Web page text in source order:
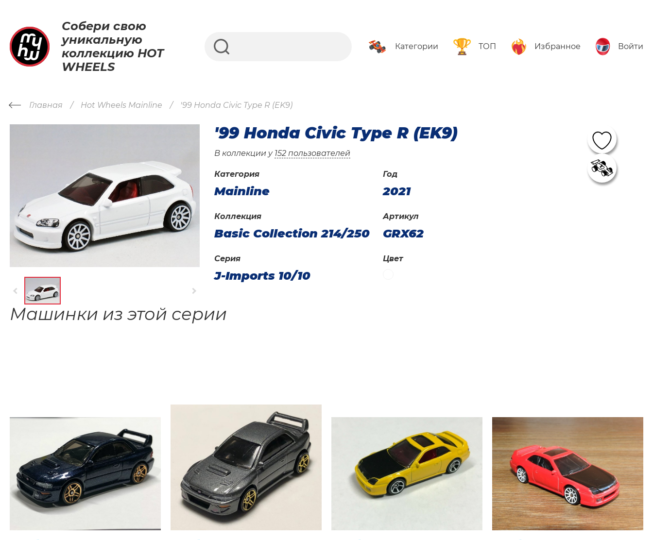
Собери свою
уникальную
коллекцию HOT
WHEELS
Категории ТОП Избранное Войти
Главная Hot Wheels Mainline '99 Honda Civic Type R (EK9)
'99 Honda Civic Type R (EK9)
В коллекции у 152 пользователей
Категория
Mainline
Год
2021
Коллекция
Basic Collection 214/250
Артикул
GRX62
Серия
J-Imports 10/10
Цвет
Машинки из этой серии